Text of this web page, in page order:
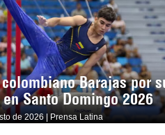
Barajas por
Santo Domingo 2026
de 2026 | Prensa Latina